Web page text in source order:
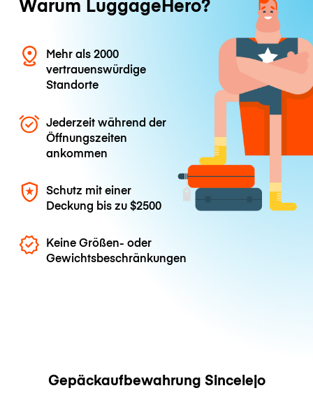
Mehr als 2000
vertrauenswürdige
Standorte
Jederzeit während der
Öffnungszeiten
ankommen
Schutz mit einer
Deckung bis zu$2500
Keine Größen- oder
Gewichtsbeschränkungen
Gepäckaufbewahrung Sincelejo